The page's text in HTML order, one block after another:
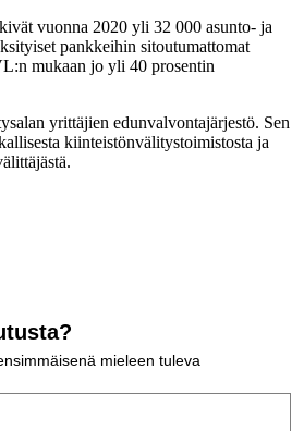
vuonna 2020 yli 32 000 asunto- ja
pankkeihin sitoutumattomat
mukaan jo yli 40 prosentin
yrittäjien edunvalvontajärjestö. Sen
kiinteistönvälitystoimistosta ja
mieleen tuleva